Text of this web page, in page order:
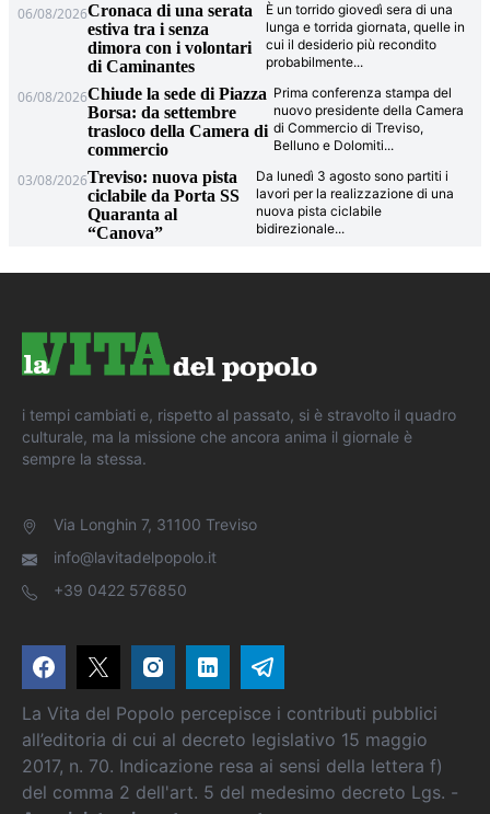
06/08/2026Cronaca di una serata
estiva tra i senza
dimora con i volontari
di Caminantes
È un torrido giovedì sera di una
lunga e torrida giornata, quelle in
cui il desiderio più recondito
probabilmente...
06/08/2026Chiude la sede di Piazza
Borsa: da settembre
trasloco della Camera di
commercio
Prima conferenza stampa del
nuovo presidente della Camera
di Commercio di Treviso,
Belluno e Dolomiti...
03/08/2026Treviso: nuova pista
ciclabile da Porta SS
Quaranta al
“Canova”
Da lunedì 3 agosto sono partiti i
lavori per la realizzazione di una
nuova pista ciclabile
bidirezionale...
i tempi cambiati e, rispetto al passato, si è stravolto il quadro
culturale, ma la missione che ancora anima il giornale è
sempre la stessa.
Via Longhin 7, 31100 Treviso
info@lavitadelpopolo.it
+39 0422 576850
La Vita del Popolo percepisce i contributi pubblici
all’editoria di cui al decreto legislativo 15 maggio
2017, n. 70. Indicazione resa ai sensi della lettera f)
del comma 2 dell'art. 5 del medesimo decreto Lgs. -